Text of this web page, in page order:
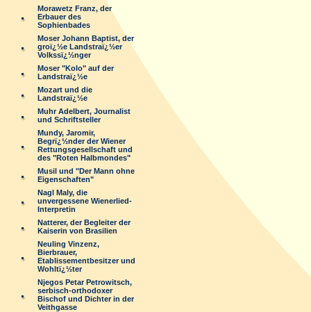
Morawetz Franz, der
Erbauer des
Sophienbades
Moser Johann Baptist, der
groï¿½e Landstraï¿½er
Volkssï¿½nger
Moser "Kolo" auf der
Landstraï¿½e
Mozart und die
Landstraï¿½e
Muhr Adelbert, Journalist
und Schriftsteller
Mundy, Jaromir,
Begrï¿½nder der Wiener
Rettungsgesellschaft und
des "Roten Halbmondes"
Musil und "Der Mann ohne
Eigenschaften"
Nagl Maly, die
unvergessene Wienerlied-
Interpretin
Natterer, der Begleiter der
Kaiserin von Brasilien
Neuling Vinzenz,
Bierbrauer,
Etablissementbesitzer und
Wohltï¿½ter
Njegos Petar Petrowitsch,
serbisch-orthodoxer
Bischof und Dichter in der
Veithgasse